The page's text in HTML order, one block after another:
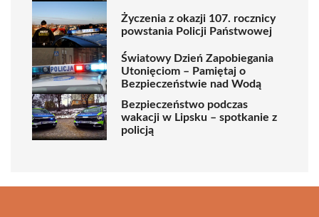
Życzenia z okazji 107. rocznicy
powstania Policji Państwowej
Światowy Dzień Zapobiegania
Utonięciom – Pamiętaj o
Bezpieczeństwie nad Wodą
Bezpieczeństwo podczas
wakacji w Lipsku – spotkanie z
policją